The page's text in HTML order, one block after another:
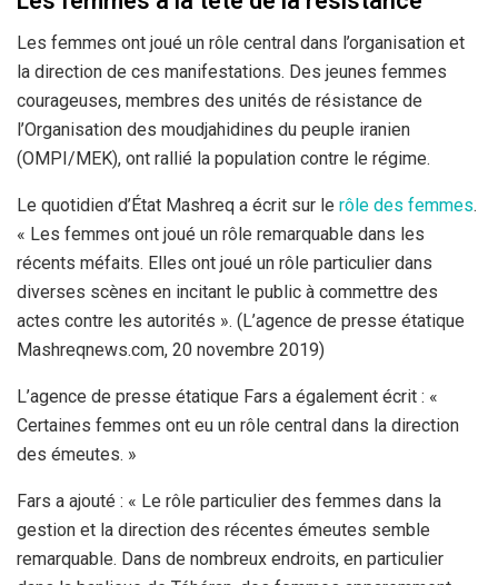
Les femmes ont joué un rôle central dans l’organisation et
la direction de ces manifestations. Des jeunes femmes
courageuses, membres des unités de résistance de
l’Organisation des moudjahidines du peuple iranien
(OMPI/MEK), ont rallié la population contre le régime.
Le quotidien d’État Mashreq a écrit sur le rôle des femmes.
« Les femmes ont joué un rôle remarquable dans les
récents méfaits. Elles ont joué un rôle particulier dans
diverses scènes en incitant le public à commettre des
actes contre les autorités ». (L’agence de presse étatique
Mashreqnews.com, 20 novembre 2019)
L’agence de presse étatique Fars a également écrit : «
Certaines femmes ont eu un rôle central dans la direction
des émeutes. »
Fars a ajouté : « Le rôle particulier des femmes dans la
gestion et la direction des récentes émeutes semble
remarquable. Dans de nombreux endroits, en particulier